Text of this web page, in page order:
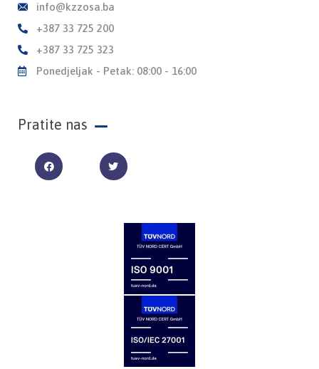
info@kzzosa.ba
+387 33 725 200
+387 33 725 323
Ponedjeljak - Petak: 08:00 - 16:00
Pratite nas